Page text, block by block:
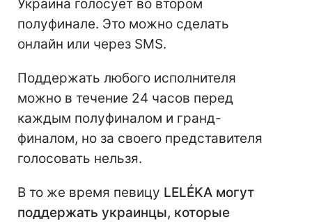
Украина голосует во втором
полуфинале. Это можно сделать
онлайн или через SMS.
Поддержать любого исполнителя
можно в течение 24 часов перед
каждым полуфиналом и гранд-
финалом, но за своего представителя
голосовать нельзя.
В то же время певицу LELÉKA могут
поддержать украинцы, которые